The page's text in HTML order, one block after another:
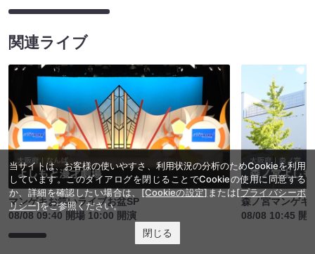
関連ライブ
マンゲキお笑いライブお盆SP
08/08 09:40 開場 10:00 開演
森ノ宮マンゲキ
08/08 10:45 開
当サイトは、お客様の使いやすさ、利用状況の分析のためCookieを利用
しています。このダイアログを閉じることでCookieの使用に同意する
か、詳細を確認したい場合は、[Cookieの設定]または[プライバシーポ
リシー]をご参照ください。
閉じる